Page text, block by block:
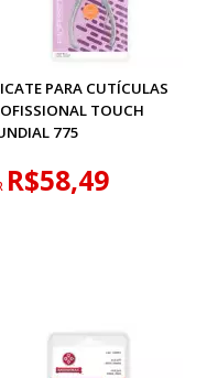
PARA CUTÍCULAS
TOUCH
775
R$58,49